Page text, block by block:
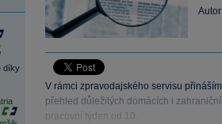
díky
V rámci zpravodajského servisu
přehled důležitých domácích i
pracovní týden od 10.